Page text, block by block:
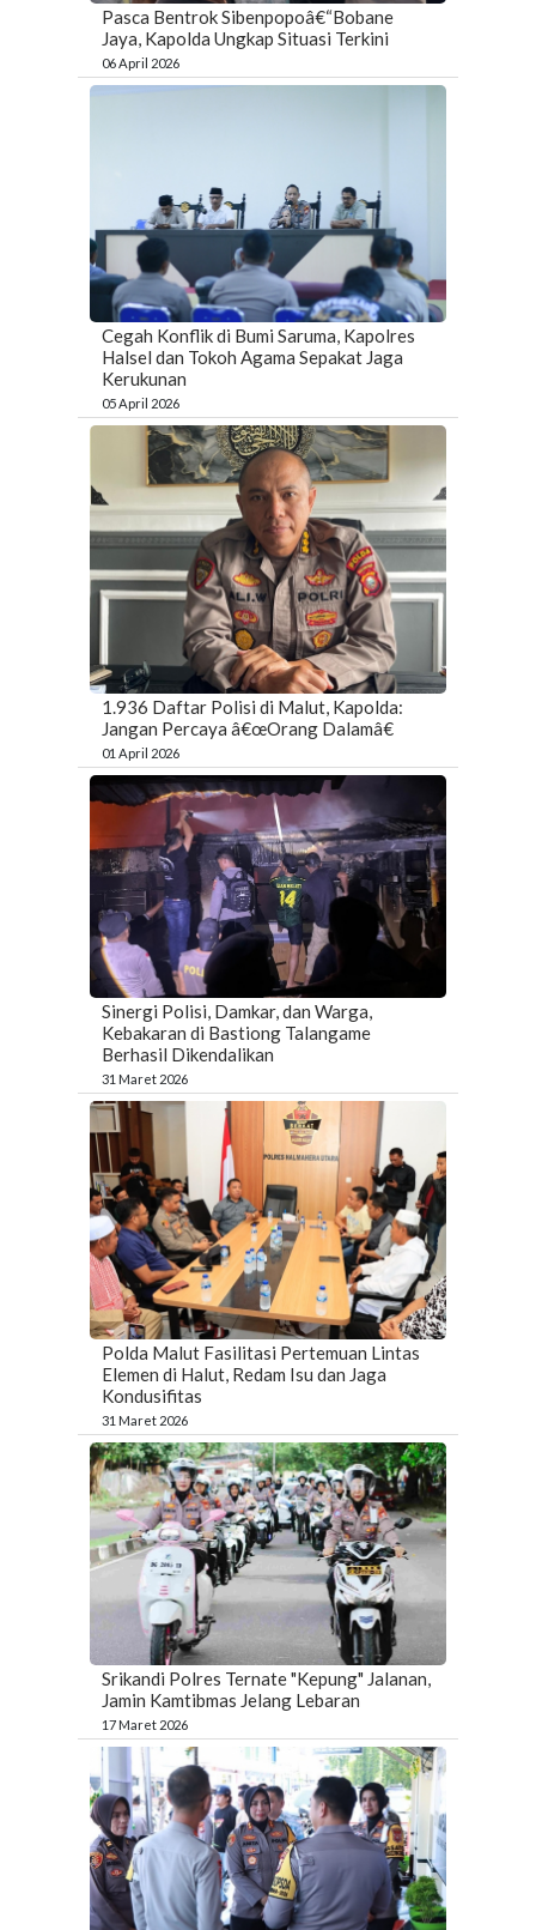
Pasca Bentrok Sibenpopoâ€“Bobane
Jaya, Kapolda Ungkap Situasi Terkini
06 April 2026
Cegah Konflik di Bumi Saruma, Kapolres
Halsel dan Tokoh Agama Sepakat Jaga
Kerukunan
05 April 2026
1.936 Daftar Polisi di Malut, Kapolda:
Jangan Percaya â€œOrang Dalamâ€
01 April 2026
Sinergi Polisi, Damkar, dan Warga,
Kebakaran di Bastiong Talangame
Berhasil Dikendalikan
31 Maret 2026
Polda Malut Fasilitasi Pertemuan Lintas
Elemen di Halut, Redam Isu dan Jaga
Kondusifitas
31 Maret 2026
Srikandi Polres Ternate "Kepung" Jalanan,
Jamin Kamtibmas Jelang Lebaran
17 Maret 2026